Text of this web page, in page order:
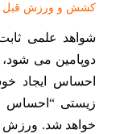
کشش و ورزش قبل از
شواهد علمی
دوپامین می
احساس ایجاد
زیستی
خواهد شد. ورزش